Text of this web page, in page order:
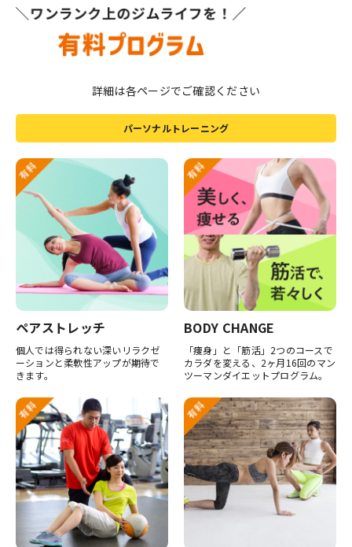
詳細は各ページでご確認ください
パーソナルトレーニング
ペアストレッチ
個人では得られない深いリラクゼ
ーションと柔軟性アップが期待で
きます。
BODY CHANGE
「痩身」と「筋活」2つのコースで
カラダを変える、2ヶ月16回のマン
ツーマンダイエットプログラム。